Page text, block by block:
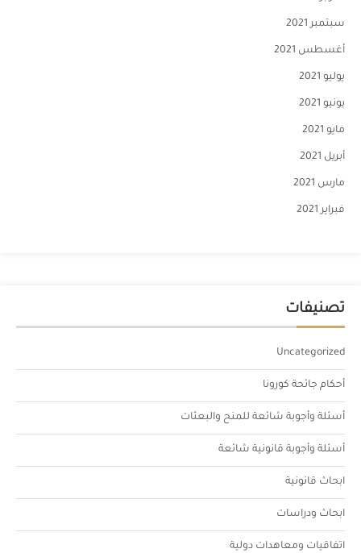
سبتمبر 2021
أغسطس 2021
يوليو 2021
يونيو 2021
مايو 2021
أبريل 2021
مارس 2021
فبراير 2021
تصنيفات
Uncategorized
أحكام جائحة كورونا
أسئلة وأجوبة شائعة للمنح والبعثات
أسئلة وأجوبة قانونية شائعة
ابحاث قانونية
ابحاث ودراسات
اتفاقيات ومعاهدات دولية